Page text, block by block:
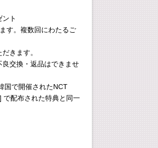
ト
す。複数回にわたるご
きます。
良交換・返品はできませ
国で開催されたNCT
で配布された特典と同一